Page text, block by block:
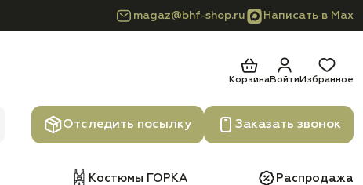
magaz@bhf-shop.ru Написать в Max
КорзинаВойти Избранное
Отследить посылку Заказать звонок
Костюмы ГОРКА Распродажа